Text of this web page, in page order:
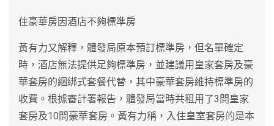
住豪華房因酒店不夠標準房
黃有力又解釋，體發局原本預訂標準房，但名單確定
時，酒店無法提供足夠標準房，並建議用皇家套房及豪
華套房的綑綁式套餐代替，其中豪華套房維持標準房的
收費。根據審計署報告，體發局當時共租用了3間皇家
套房及10間豪華套房。黃有力稱，入住皇室套房的是本